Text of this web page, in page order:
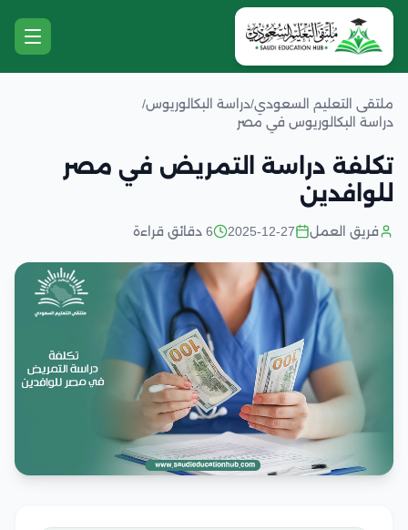
ملتقى التعليم السعودي/دراسة البكالوريوس/
دراسة البكالوريوس في مصر
تكلفة دراسة التمريض في مصر
للوافدين
فريق العمل 2025-12-27 6 دقائق قراءة